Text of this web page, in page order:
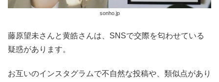
sonho.jp
藤原望未さんと黄皓さんは、SNSで交際を匂わせている
疑惑があります。
お互いのインスタグラムで不自然な投稿や、類似点があり